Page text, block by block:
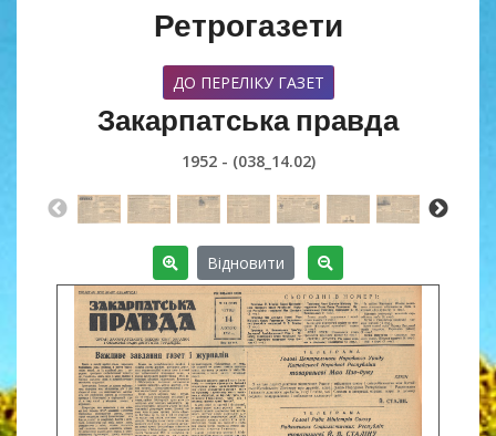
Ретрогазети
ДО ПЕРЕЛІКУ ГАЗЕТ
Закарпатська правда
1952 - (038_14.02)
Відновити